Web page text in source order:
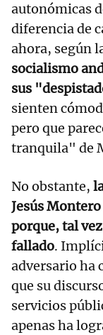
autonómicas
diferencia de
ahora, según
socialismo
sus
sienten
pero que
tranquila" de
No obstante,
Jesús
porque, tal
fallado.
adversario ha
que su
servicios
apenas ha